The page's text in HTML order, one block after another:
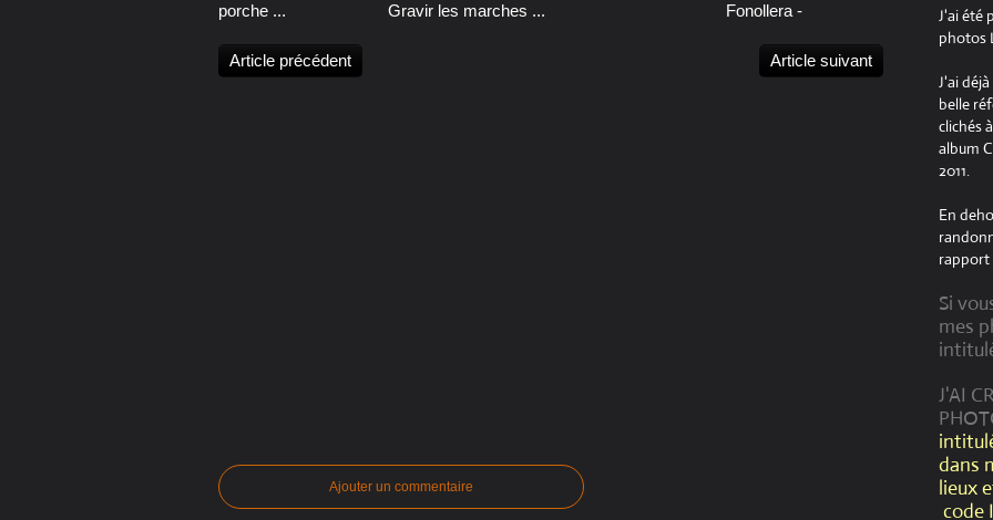
porche ...
Gravir les marches ...
Fonollera -
Article précédent Article suivant
Ajouter un commentaire
J'ai été
photos
J'ai
belle
clichés
album
2011.
En
rapport
Si
mes
J'AI
dans
lieux
code